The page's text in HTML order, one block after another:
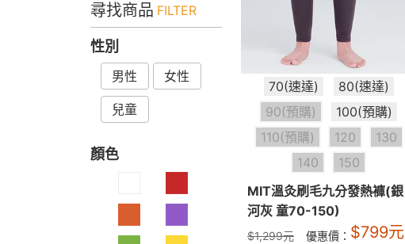
尋找商品 FILTER
性別
男性 女性
兒童
顏色
70(速達)
80(速達)
90(預購)
100(預購)
110(預購)
120
130
140
150
MIT溫灸刷毛九分發熱褲(銀
河灰 童70-150)
$1,299元 優惠價： $799元